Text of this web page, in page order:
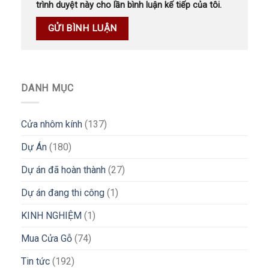
trình duyệt này cho lần bình luận kế tiếp của tôi.
DANH MỤC
Cửa nhôm kính (137)
Dự Án (180)
Dự án đã hoàn thành (27)
Dự án đang thi công (1)
KINH NGHIỆM (1)
Mua Cửa Gỗ (74)
Tin tức (192)